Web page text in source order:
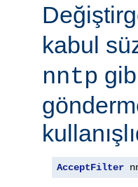
kabul
nntp
AcceptFilter